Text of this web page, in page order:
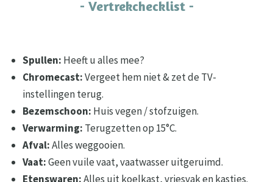
- Vertrekchecklist -
Spullen: Heeft u alles mee?
Chromecast:Vergeet hem niet & zet de TV-
instellingen terug.
Bezemschoon: Huis vegen / stofzuigen.
Verwarming: Terugzetten op 15°C.
Afval:Alles weggooien.
Vaat:Geen vuile vaat, vaatwasser uitgeruimd.
Etenswaren:Alles uit koelkast, vriesvak en kastjes.